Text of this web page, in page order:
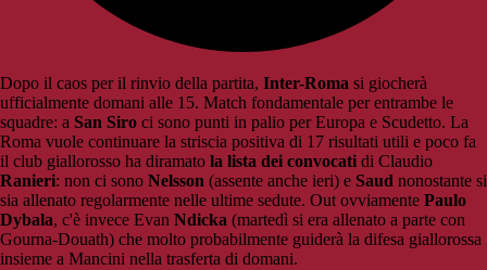
Dopo il caos per il rinvio della partita, Inter-Roma si giocherà
ufficialmente domani alle 15. Match fondamentale per entrambe le
squadre: a San Siro ci sono punti in palio per Europa e Scudetto. La
Roma vuole continuare la striscia positiva di 17 risultati utili e poco fa
il club giallorosso ha diramato la lista dei convocati di Claudio
Ranieri: non ci sono Nelsson (assente anche ieri) e Saud nonostante si
sia allenato regolarmente nelle ultime sedute. Out ovviamente Paulo
Dybala, c'è invece Evan Ndicka (martedì si era allenato a parte con
Gourna-Douath) che molto probabilmente guiderà la difesa giallorossa
insieme a Mancini nella trasferta di domani.